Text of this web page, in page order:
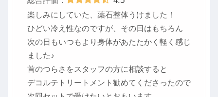
楽しみにしていた、薬石整体うけました！
ひどい冷え性なのですが、その日はもちろん
次の日もいつもより身体があたたかく軽く感じ
ました♪
首のつらさをスタッフの方に相談すると
デコルテトリートメント勧めてくださったので